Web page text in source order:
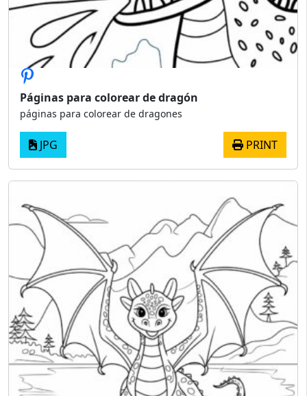
Páginas para colorear de dragón
páginas para colorear de dragones
JPG PRINT